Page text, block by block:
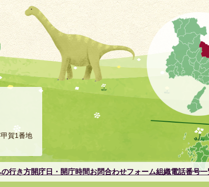
賀1番地
行き方開庁日・開庁時間お問合わせフォーム組織電話番号一